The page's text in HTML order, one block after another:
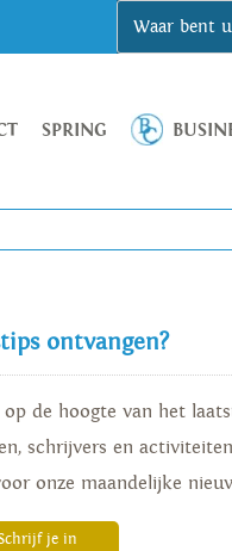
SPRING
ontvangen?
de hoogte van het
schrijvers en
onze maandelijke
je in